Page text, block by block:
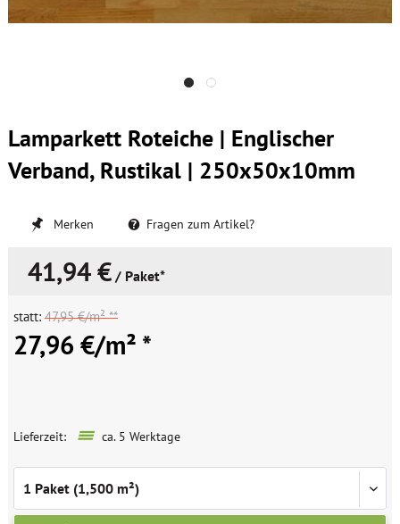
Lamparkett Roteiche | Englischer
Verband, Rustikal | 250x50x10mm
Merken Fragen zum Artikel?
41,94 € / Paket*
statt: 47,95 €/m² **
27,96 €/m² *
Lieferzeit: ca. 5 Werktage